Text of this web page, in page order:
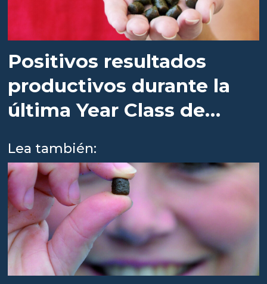
Positivos resultados
productivos durante la
última Year Class de
Lea también: